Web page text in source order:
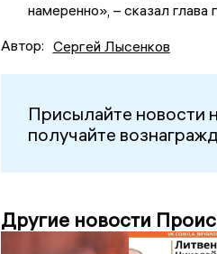
намеренно», – сказал глава
Автор: Сергей Лысенков
Присылайте новости
получайте
Другие новости